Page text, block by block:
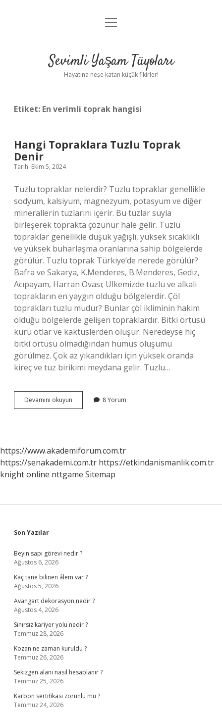
Anasayfa
Yasal Uyarı
menüyü
Sevimli Yaşam Tüyoları
Hayatına neşe katan küçük fikirler!
Etiket: En verimli toprak hangisi
Hangi Topraklara Tuzlu Toprak
Denir
Tarih: Ekim 5, 2024
Tuzlu topraklar nelerdir? Tuzlu topraklar genellikle
sodyum, kalsiyum, magnezyum, potasyum ve diğer
minerallerin tuzlarını içerir. Bu tuzlar suyla
birleşerek toprakta çözünür hale gelir. Tuzlu
topraklar genellikle düşük yağışlı, yüksek sıcaklıklı
ve yüksek buharlaşma oranlarına sahip bölgelerde
görülür. Tuzlu toprak Türkiye’de nerede görülür?
Bafra ve Sakarya, K.Menderes, B.Menderes, Gediz,
Acıpayam, Harran Ovası; Ülkemizde tuzlu ve alkali
toprakların en yaygın olduğu bölgelerdir. Çöl
toprakları tuzlu mudur? Bunlar çöl ikliminin hakim
olduğu bölgelerde gelişen topraklardır. Bitki örtüsü
kuru otlar ve kaktüslerden oluşur. Neredeyse hiç
bitki örtüsü olmadığından humus oluşumu
görülmez. Çok az yıkandıkları için yüksek oranda
kireç ve tuz birikimi meydana gelir. Tuzlu…
Devamını okuyun
Topraklara
8 Yorum
https://www.akademiforum.com.tr
https://senakademi.com.tr https://etkindanismanlik.com.tr
knight online nttgame Sitemap
Sidebar
Son Yazılar
Beyin sapı görevi nedir ?
Ağustos 6, 2026
Kaç tane bilinen âlem var ?
Ağustos 5, 2026
Avangart dekorasyon nedir ?
Ağustos 4, 2026
Sınırsız kariyer yolu nedir ?
Temmuz 28, 2026
Kozan ne zaman kuruldu ?
Temmuz 26, 2026
Sekizgen alanı nasıl hesaplanır ?
Temmuz 25, 2026
Karbon sertifikası zorunlu mu ?
Temmuz 24, 2026